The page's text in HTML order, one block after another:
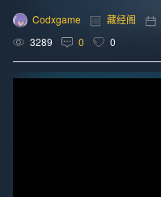
Codxgame 藏经阁
3289
0 0